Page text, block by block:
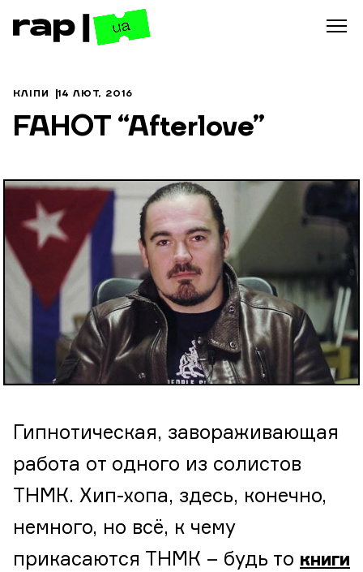
КЛІПИ 14 ЛЮТ, 2016
FAHOT “Afterlove”
Гипнотическая, завораживающая
работа от одного из солистов
ТНМК. Хип-хопа, здесь, конечно,
немного, но всё, к чему
прикасаются ТНМК – будь то книги